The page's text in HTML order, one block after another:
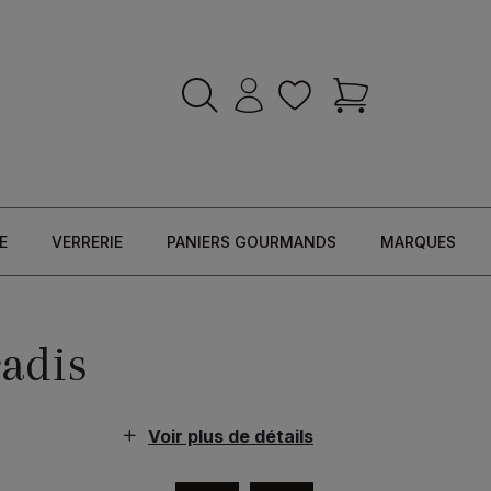
VERRERIE PANIERS GOURMANDS MARQUES
Voir plus de détails